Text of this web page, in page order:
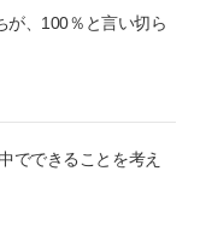
が、100％と言い切ら
でできることを考え